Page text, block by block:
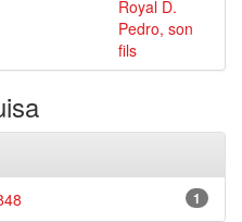
Royal D.
Pedro, son
fils
1